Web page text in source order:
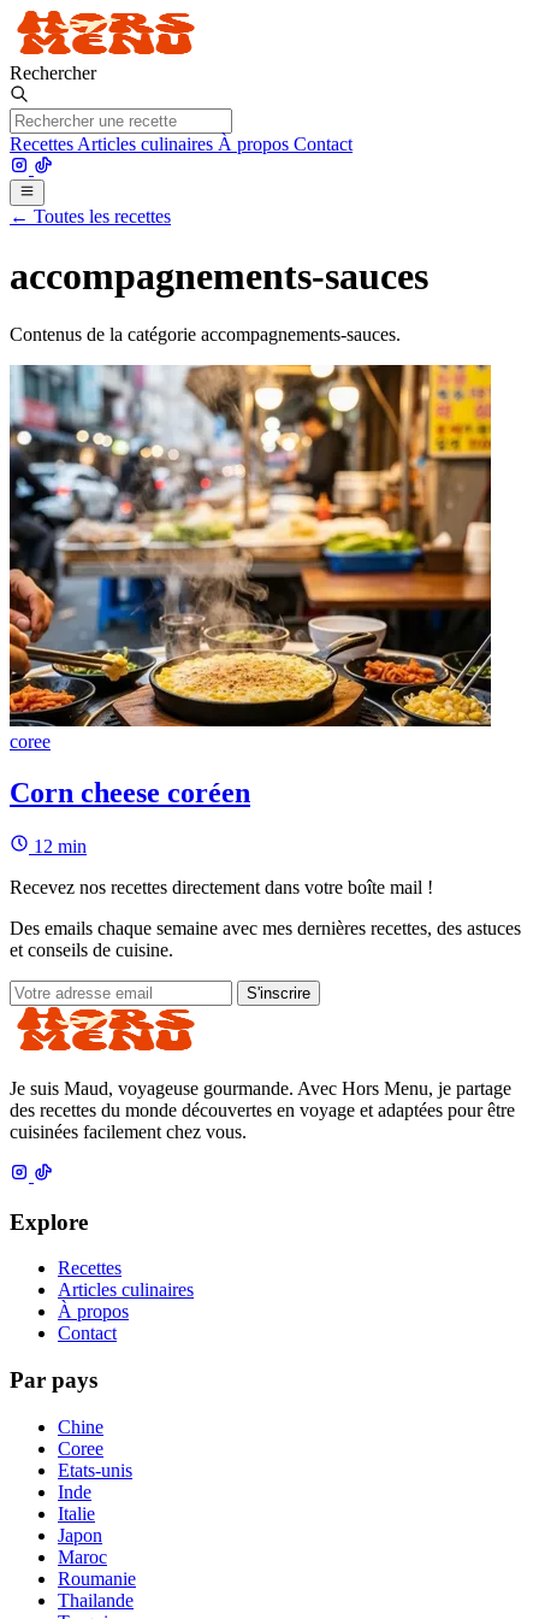
Rechercher
Recettes Articles culinaires À propos Contact
← Toutes les recettes
accompagnements-sauces
Contenus de la catégorie accompagnements-sauces.
coree
Corn cheese coréen
12 min
Recevez nos recettes directement dans votre boîte mail !
Des emails chaque semaine avec mes dernières recettes, des astuces
et conseils de cuisine.
S'inscrire
Je suis Maud, voyageuse gourmande. Avec Hors Menu, je partage
des recettes du monde découvertes en voyage et adaptées pour être
cuisinées facilement chez vous.
Explore
Recettes
Articles culinaires
À propos
Contact
Par pays
Chine
Coree
Etats-unis
Inde
Italie
Japon
Maroc
Roumanie
Thailande